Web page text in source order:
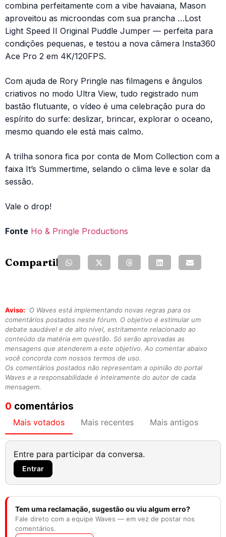
combina perfeitamente com a vibe havaiana, Mason
aproveitou as microondas com sua prancha …Lost
Light Speed II Original Puddle Jumper — perfeita para
condições pequenas, e testou a nova câmera Insta360
Ace Pro 2 em 4K/120FPS.
Com ajuda de Rory Pringle nas filmagens e ângulos
criativos no modo Ultra View, tudo registrado num
bastão flutuante, o vídeo é uma celebração pura do
espírito do surfe: deslizar, brincar, explorar o oceano,
mesmo quando ele está mais calmo.
A trilha sonora fica por conta de Mom Collection com a
faixa It’s Summertime, selando o clima leve e solar da
sessão.
Vale o drop!
Fonte Ho & Pringle Productions
Compartilhe:
Aviso:
O Waves está implementando novas regras para os
comentários postados neste fórum. O objetivo é estimular um
debate saudável e de alto nível, estritamente relacionado ao
conteúdo da matéria em questão. Só serão aprovadas as
mensagens que atenderem a este objetivo. Ao comentar abaixo
você concorda com nossos termos de uso.
Os comentários postados não representam a opinião do portal
Waves e a responsabilidade é inteiramente do autor de cada
mensagem.
0 comentários
Mais votados Mais recentes Mais antigos
Entre para participar da conversa.
Entrar
Tem uma reclamação, sugestão ou viu algum erro?
Fale direto com a equipe Waves — em vez de postar nos
comentários.